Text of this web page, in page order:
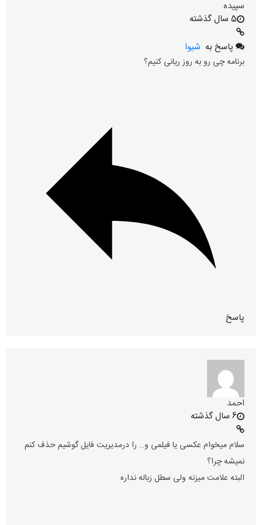
سپیده
5 سال گذشته
پاسخ به شیوا
برنامه چی رو به روز ریانی کنیم؟
پاسخ
احمد
6 سال گذشته
سلام میخوام عکسی یا فیلمی و… را درمدیریت فایل گوشیم حذف کنم
نمیشه چرا؟
البته علامت میزنه ولی سطل زباله نداره